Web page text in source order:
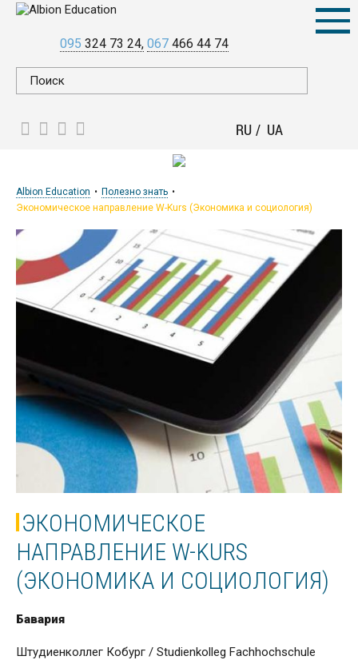
095 324 73 24 067 466 44 74
RU UA
Albion Education
Полезно знать
Экономическое направление W-Kurs (Экономика и социология)
ЭКОНОМИЧЕСКОЕ
НАПРАВЛЕНИЕ W-KURS
(ЭКОНОМИКА И СОЦИОЛОГИЯ)
Бавария
Штудиенколлег Кобург / Studienkolleg Fachhochschule